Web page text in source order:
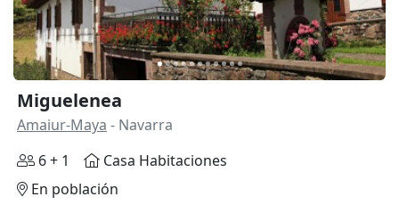
Miguelenea
Amaiur-Maya - Navarra
6 + 1
Casa Habitaciones
En población